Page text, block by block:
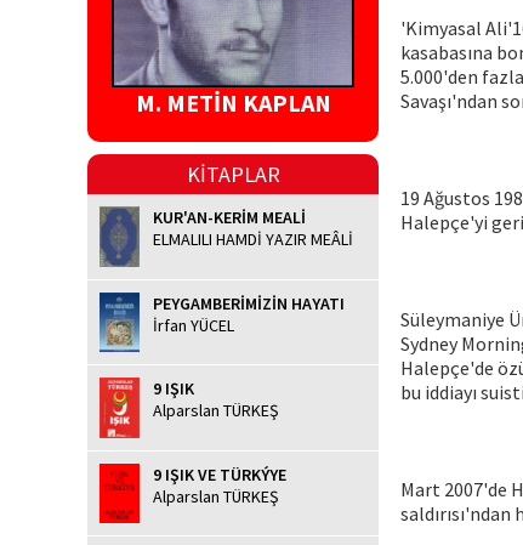
M. METİN KAPLAN
KİTAPLAR
KUR'AN-KERİM MEALİ
ELMALILI HAMDİ YAZIR MEÂLİ
PEYGAMBERİMİZİN HAYATI
İrfan YÜCEL
9 IŞIK
Alparslan TÜRKEŞ
9 IŞIK VE TÜRKÝYE
Alparslan TÜRKEŞ
'Kimyasal
kasabasına
5.000'den
Savaşı'ndan
19 Ağustos
Halepçe'yi
Süleymaniye
Sydney
Halepçe'de
bu iddiayı
Mart 2007'de